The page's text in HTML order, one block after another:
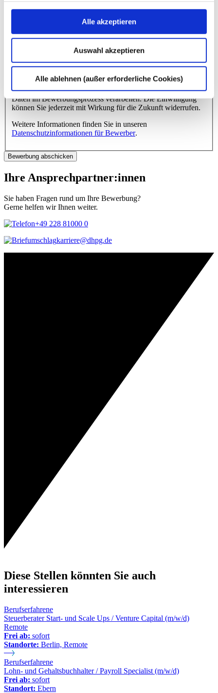
Alle akzeptieren
Auswahl akzeptieren
Alle ablehnen (außer erforderliche Cookies)
Angeworben durch das Programm
„Mitarbeiter werben Mitarbeiter“
Name des dhpg-Mitarbeiters*
dhpg-Standort*
* Pflichtangabe
Mit dem Absenden Ihrer Bewerbung erklären Sie Ihre
Einwilligung, dass wir die von Ihnen freiwillig übermittelten
Daten im Bewerbungsprozess verarbeiten. Die Einwilligung
können Sie jederzeit mit Wirkung für die Zukunft widerrufen.
Weitere Informationen finden Sie in unseren
Datenschutzinformationen für Bewerber.
Ihre Ansprechpartner:innen
Sie haben Fragen rund um Ihre Bewerbung?
Gerne helfen wir Ihnen weiter.
+49 228 81000 0
karriere@dhpg.de
Diese Stellen könnten Sie auch
interessieren
Berufserfahrene
Steuerberater Start- und Scale Ups / Venture Capital (m/w/d)
Remote
Frei ab: sofort
Standorte: Berlin, Remote
Berufserfahrene
Lohn- und Gehaltsbuchhalter / Payroll Specialist (m/w/d)
Frei ab: sofort
Standort: Ebern